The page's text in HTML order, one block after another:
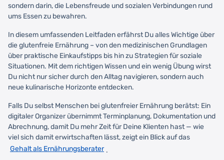
sondern darin, die Lebensfreude und sozialen Verbindungen rund
ums Essen zu bewahren.
In diesem umfassenden Leitfaden erfährst Du alles Wichtige über
die glutenfreie Ernährung – von den medizinischen Grundlagen
über praktische Einkaufstipps bis hin zu Strategien für soziale
Situationen. Mit dem richtigen Wissen und ein wenig Übung wirst
Du nicht nur sicher durch den Alltag navigieren, sondern auch
neue kulinarische Horizonte entdecken.
Falls Du selbst Menschen bei glutenfreier Ernährung berätst: Ein
digitaler Organizer übernimmt Terminplanung, Dokumentation und
Abrechnung, damit Du mehr Zeit für Deine Klienten hast — wie
viel sich damit erwirtschaften lässt, zeigt ein Blick auf das
Gehalt als Ernährungsberater .